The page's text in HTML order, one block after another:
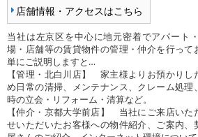
店舗情報・アクセスはこちら
当社は左京区を中心に地元密着でアパート
場・店舗等の賃貸物件の管理・仲介を行っ
単にご説明しますと…
【管理・北白川店】 家主様よりお預かりし
め日常の清掃、メンテナンス、クレーム処
時の立会・リフォーム・清算など。
【仲介・京都大学前店】 当社にご来店いた
せいただいたお客様への物件紹介、ご案内、